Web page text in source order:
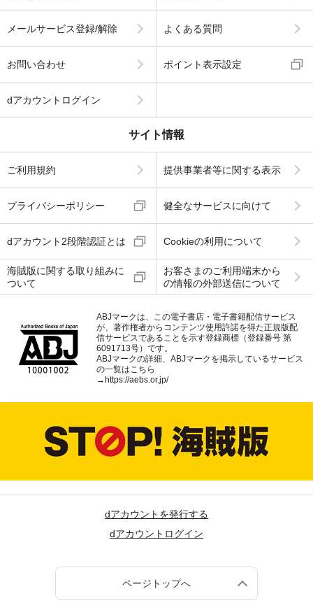
メールサービス登録/解除 よくある質問
お問い合わせ ポイント表示設定
dアカウントログイン
サイト情報
ご利用規約 提供事業者等に関する表示
プライバシーポリシー 健全なサービスに向けて
dアカウント2段階認証とは Cookieの利用について
海賊版に関する取り組みに
ついて
お客さまのご利用端末から
の情報の外部送信について
ABJマークは、この電子書店・電子書籍配信サービス
が、著作権者からコンテンツ使用許諾を得た正規版配
信サービスであることを示す登録商標（登録番号 第
6091713号）です。
ABJマークの詳細、ABJマークを掲示しているサービス
の一覧はこちら
→ https://aebs.or.jp/
dアカウントを発行する
dアカウントログイン
ページトップへ